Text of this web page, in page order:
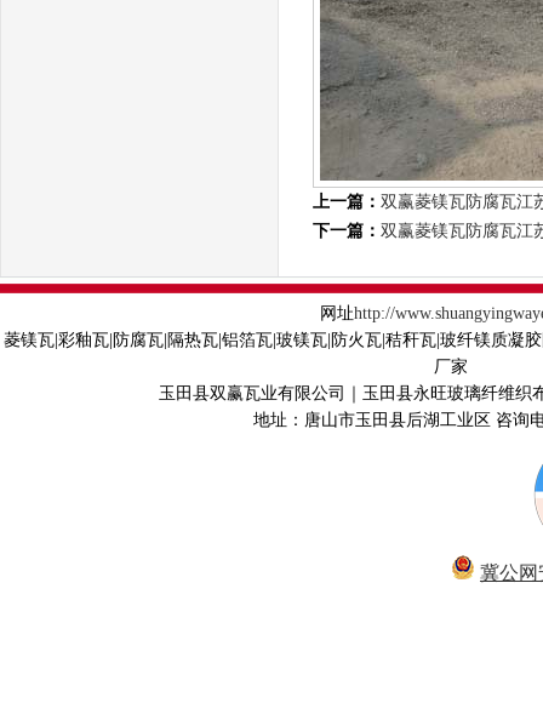
上一篇： 双赢菱镁瓦防腐瓦江
下一篇： 双赢菱镁瓦防腐瓦江
网址http://
菱镁瓦|彩釉瓦|防腐瓦|隔热瓦|铝箔瓦|玻镁瓦|防火瓦|秸秆瓦|玻纤镁质凝
厂家
玉田县双赢瓦业有限公司｜玉田县永旺玻璃纤维织
地址：唐山市玉田县后湖工业区 咨询
冀公网